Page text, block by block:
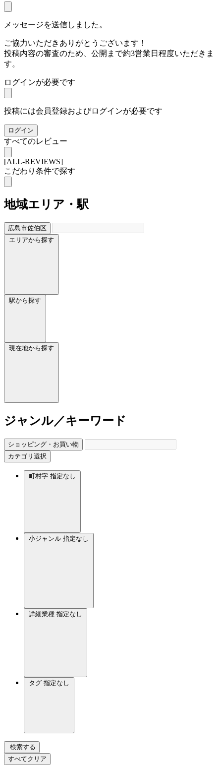
メッセージを送信しました。
ご協力いただきありがとうございます！
投稿内容の審査のため、公開まで約3営業日程度いただきま
す。
ログインが必要です
投稿には会員登録およびログインが必要です
ログイン
すべてのレビュー
[ALL-REVIEWS]
こだわり条件で探す
地域エリア・駅
広島市佐伯区
エリアから探す
駅から探す
現在地から探す
ジャンル／キーワード
ショッピング・お買い物
カテゴリ選択
町村字 指定なし
小ジャンル 指定なし
詳細業種 指定なし
タグ 指定なし
検索する
すべてクリア